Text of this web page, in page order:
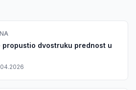
propustio dvostruku prednost u